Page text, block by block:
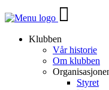
Veksle
navigasjon
Klubben
Vår historie
Om klubben
Styret